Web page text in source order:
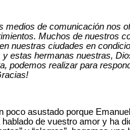
medios de comunicación nos
Muchos de nuestros
nuestras ciudades en
estas hermanas nuestras,
podemos realizar para
poco asustado porque
hablado de vuestro amor y ha